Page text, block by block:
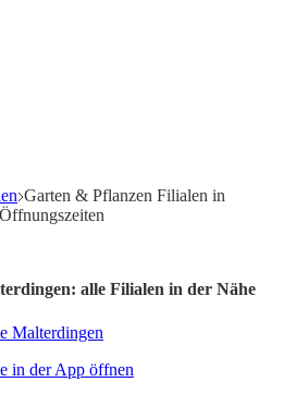
Garten & Pflanzen Filialen in
alle Filialen in der Nähe
Malterdingen
in der App öffnen